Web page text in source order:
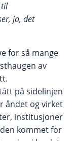
til
ja, det
for så mange
av
på sidelinjen
åndet og virket
institusjoner
kommet for